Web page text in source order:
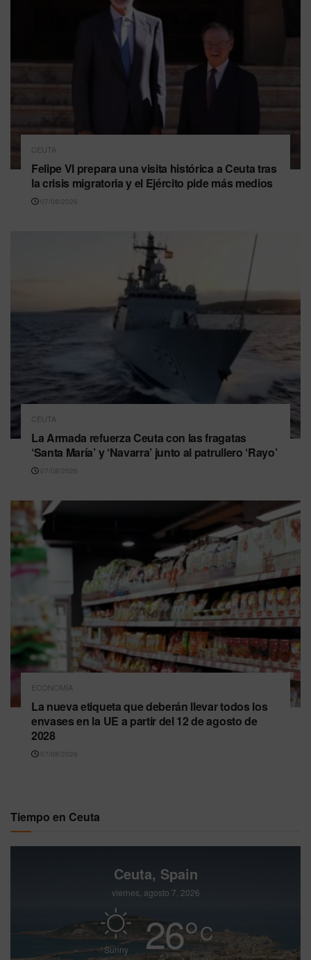
CEUTA
Felipe VI prepara una visita histórica a Ceuta tras
la crisis migratoria y el Ejército pide más medios
07/08/2026
CEUTA
La Armada refuerza Ceuta con las fragatas
‘Santa María’ y ‘Navarra’ junto al patrullero ‘Rayo’
07/08/2026
ECONOMÍA
La nueva etiqueta que deberán llevar todos los
envases en la UE a partir del 12 de agosto de
2028
07/08/2026
Tiempo en Ceuta
Ceuta, Spain
viernes, agosto 7, 2026
Sunny 26°C